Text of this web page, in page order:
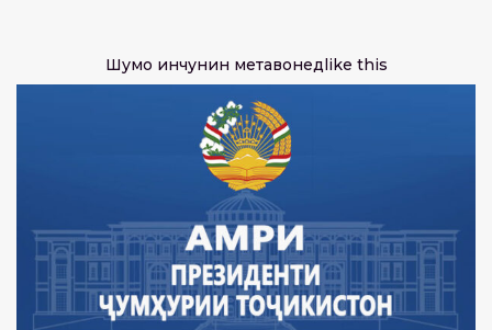
Шумо инчунин метавонедlike this